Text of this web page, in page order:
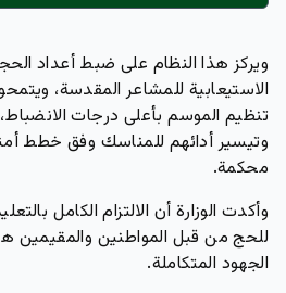
ويركز هذا النظام على ضبط أعداد
الاستيعابية للمشاعر المقدسة،
تنظيم الموسم بأعلى درجات
وتيسير أدائهم للمناسك وفق خطط
محكمة.
وأكدت الوزارة أن الالتزام الكامل
للحج من قبل المواطنين والمقيمين
الجهود المتكاملة.